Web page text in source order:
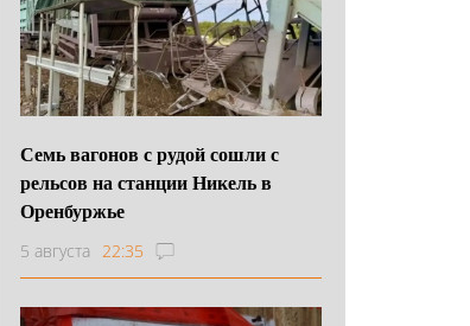
Семь вагонов с рудой сошли с
рельсов на станции Никель в
Оренбуржье
5 августа 22:35